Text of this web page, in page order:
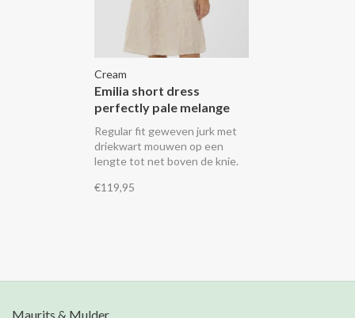
Cream
Emilia short dress
perfectly pale melange
Regular fit geweven jurk met
driekwart mouwen op een
lengte tot net boven de knie.
met borduurwerk.
€119,95
Maurits & Mulder